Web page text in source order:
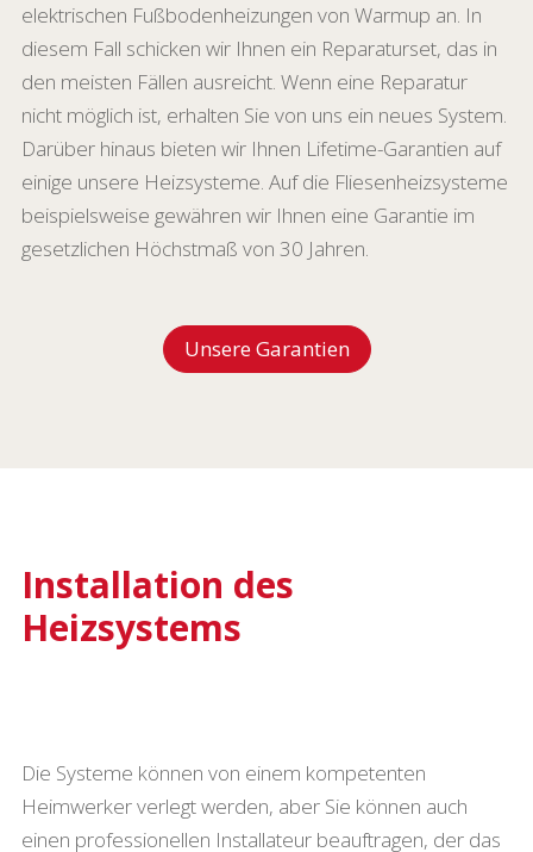
elektrischen Fußbodenheizungen von Warmup an. In
diesem Fall schicken wir Ihnen ein Reparaturset, das in
den meisten Fällen ausreicht. Wenn eine Reparatur
nicht möglich ist, erhalten Sie von uns ein neues System.
Darüber hinaus bieten wir Ihnen Lifetime-Garantien auf
einige unsere Heizsysteme. Auf die Fliesenheizsysteme
beispielsweise gewähren wir Ihnen eine Garantie im
gesetzlichen Höchstmaß von 30 Jahren.
Unsere Garantien
Installation des
Heizsystems
Die Systeme können von einem kompetenten
Heimwerker verlegt werden, aber Sie können auch
einen professionellen Installateur beauftragen, der das